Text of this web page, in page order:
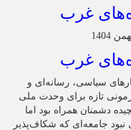
غرب
غرب
سیاسی، رسانه‌ای و
تازه برای وحدت ملی
دشمنان همراه بود اما
جامعه‌ای که شکاف‌پذیر